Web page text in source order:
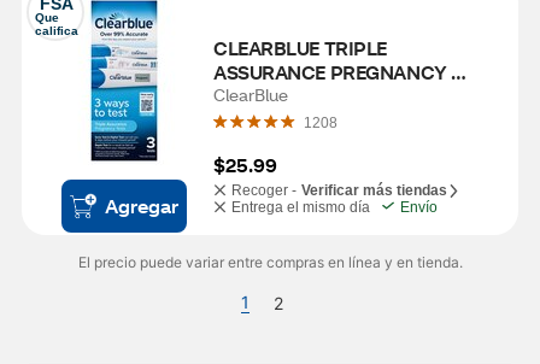
Que
califica
Agregar
CLEARBLUE TRIPLE
ASSURANCE PREGNANCY
TESTS 3PK
ClearBlue
1208
$25.99
Recoger - Verificar más tiendas
Entrega el mismo día
Envío
El precio puede variar entre compras en línea y en tienda.
1 2